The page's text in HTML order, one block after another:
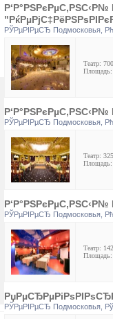
Р‘Р°РЅРєРµС‚РЅС‹Р№
РЎРµРІРµСЂ Подмосковья
Театр:
Площадь:
Р‘Р°РЅРєРµС‚РЅС‹Р№
РЎРµРІРµСЂ Подмосковья
Театр:
Площадь:
Р‘Р°РЅРєРµС‚РЅС‹Р№
РЎРµРІРµСЂ Подмосковья
Театр:
Площадь:
РЎРµРІРµСЂ Подмосковья